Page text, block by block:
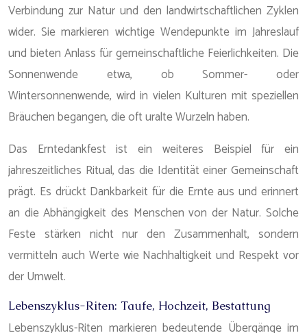
Verbindung zur Natur und den landwirtschaftlichen Zyklen
wider. Sie markieren wichtige Wendepunkte im Jahreslauf
und bieten Anlass für gemeinschaftliche Feierlichkeiten. Die
Sonnenwende etwa, ob Sommer- oder
Wintersonnenwende, wird in vielen Kulturen mit speziellen
Bräuchen begangen, die oft uralte Wurzeln haben.
Das Erntedankfest ist ein weiteres Beispiel für ein
jahreszeitliches Ritual, das die Identität einer Gemeinschaft
prägt. Es drückt Dankbarkeit für die Ernte aus und erinnert
an die Abhängigkeit des Menschen von der Natur. Solche
Feste stärken nicht nur den Zusammenhalt, sondern
vermitteln auch Werte wie Nachhaltigkeit und Respekt vor
der Umwelt.
Lebenszyklus-Riten: Taufe, Hochzeit, Bestattung
Lebenszyklus-Riten markieren bedeutende Übergänge im